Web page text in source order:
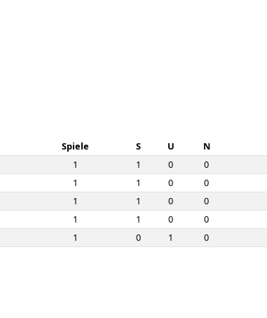
Spiele S U N
1 1 0 0
1 1 0 0
1 1 0 0
1 1 0 0
1 0 1 0